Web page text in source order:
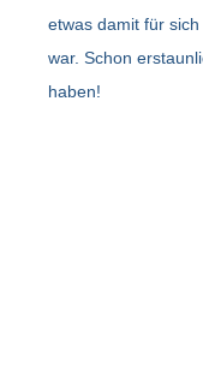
etwas damit für
war. Schon
haben!